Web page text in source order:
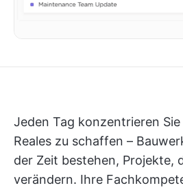
Jeden Tag konzentrieren
Reales zu schaffen –
der Zeit bestehen, Projekte,
verändern. Ihre